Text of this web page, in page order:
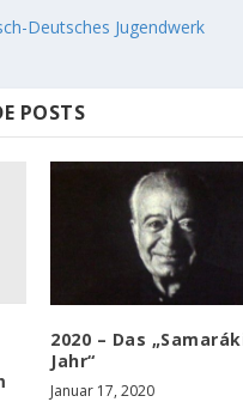
Deutsches Jugendwerk
POSTS
2020 – Das
Jahr“
Januar 17, 2020